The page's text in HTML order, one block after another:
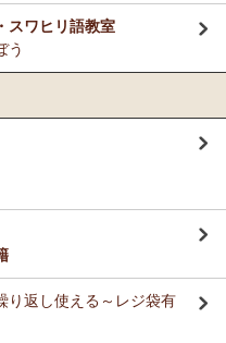
サイズの作品 新入荷！作家
ゆったり2way～
バッグ～キテンゲ◇ハイク
ポンの技×アフリカの色』
員様シークレットセール】
とペアで使ってます！大のお
ンツへのご感想
へのご感想
チとして便利に使えます。
ブ ロングワンピースへ
って欲しいです。よろしくお
スワヒリ語教室
う
り返し使える～レジ袋有